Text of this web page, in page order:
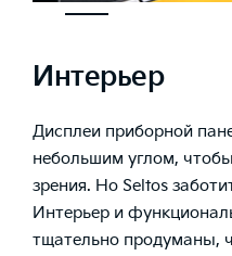
Интерьер
Дисплеи приборной
небольшим углом,
зрения. Но Seltos
Интерьер и
тщательно продуманы,